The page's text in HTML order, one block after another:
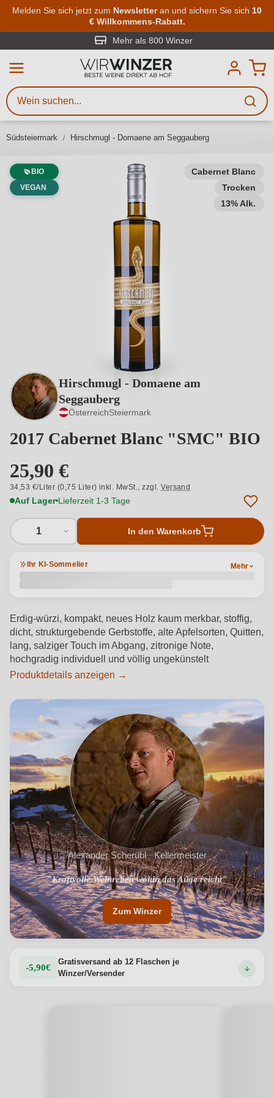
Zum Hauptinhalt springen
Melden Sie sich jetzt zum Newsletteran und sichern Sie sich 10
€ Willkommens-Rabatt.
Mehr als 800 Winzer
Südsteiermark Hirschmugl - Domaene am Seggauberg
Cabernet Blanc
Trocken
13% Alk.
BIO
VEGAN
Hirschmugl - Domaene am
Seggauberg
ÖsterreichSteiermark
2017 Cabernet Blanc "SMC" BIO
25,90 €
34,53 €/Liter (0,75 Liter) inkl. MwSt.,zzgl.Versand
Auf Lager Lieferzeit 1-3 Tage
1 In den Warenkorb
Ihr KI-Sommelier Mehr
Erdig-würzi, kompakt, neues Holz kaum merkbar, stoffig,
dicht, strukturgebende Gerbstoffe, alte Apfelsorten, Quitten,
lang, salziger Touch im Abgang, zitronige Note,
hochgradig individuell und völlig ungekünstelt
Produktdetails anzeigen →
Alexander Scherübl · Kellermeister
"Kraftvolle Weinreben wohin das Auge reicht"
Zum Winzer
-5,90€
Gratisversand ab 12 Flaschen je
Winzer/Versender
Weinsuche
Mindestens 3 Zeichen eingeben
Beschreiben Sie, welchen Wein
Sie suchen – ob nach Geschmack,
Region, Winzer oder anderen